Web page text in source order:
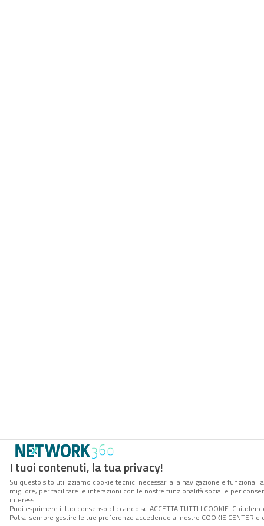
I tuoi contenuti, la tua privacy!
Su questo sito utilizziamo cookie tecnici necessari alla navigazione e
migliore, per facilitare le interazioni con le nostre funzionalità social e per
interessi.
Puoi esprimere il tuo consenso cliccando su ACCETTA TUTTI I COOKIE.
Potrai sempre gestire le tue preferenze accedendo al nostro COOKIE